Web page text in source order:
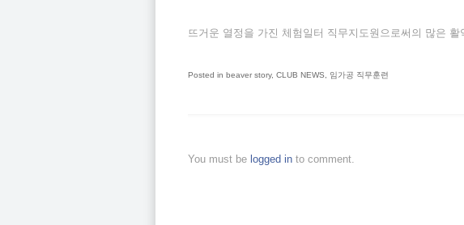
뜨거운 열정을 가진 체험일터 직무지도원으로써의 많은
Posted in beaver story, CLUB NEWS, 임가공 직무훈련
You must be logged in to comment.